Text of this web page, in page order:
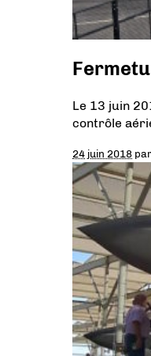
Le 13 juin
contrôle
24 juin 2018